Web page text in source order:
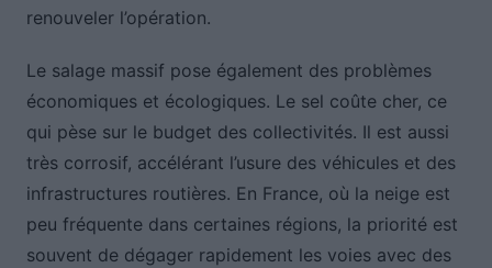
renouveler l’opération.
Le salage massif pose également des problèmes
économiques et écologiques. Le sel coûte cher, ce
qui pèse sur le budget des collectivités. Il est aussi
très corrosif, accélérant l’usure des véhicules et des
infrastructures routières. En France, où la neige est
peu fréquente dans certaines régions, la priorité est
souvent de dégager rapidement les voies avec des